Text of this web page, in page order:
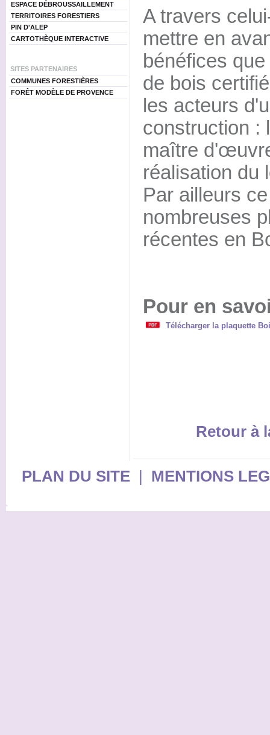
ESPACE DÉBROUSSAILLEMENT
TERRITOIRES FORESTIERS
PIN D'ALEP
CARTOTHÈQUE INTERACTIVE
SITES PARTENAIRES
COMMUNES FORESTIÈRES
FORÊT MODÈLE DE PROVENCE
A travers
mettre en
bénéfices
de bois
les acteurs
construction :
maître
réalisation du
Par ailleurs
nombreuses
récentes en
Pour en
Télécharger la plaquette
Retour à
PLAN DU SITE| MENTIONS